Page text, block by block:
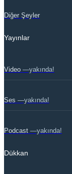
Diğer Şeyler
Yayınlar
Video —yakında!
Ses —yakında!
Podcast —yakında!
Dükkan